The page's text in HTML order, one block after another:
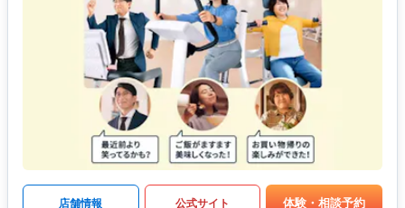
店舗情報 公式サイト 体験・相談予約